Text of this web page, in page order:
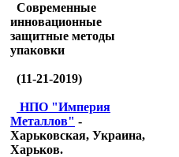
Современные
инновационные
защитные методы
упаковки
(11-21-2019)
НПО "Империя
Металлов" -
Харьковская, Украина,
Харьков.